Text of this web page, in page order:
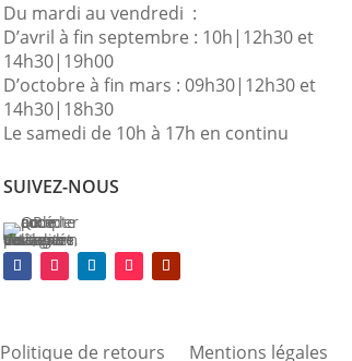
Du mardi au vendredi :
D’avril à fin septembre : 10h|12h30 et
14h30|19h00
D’octobre à fin mars : 09h30|12h30 et
14h30|18h30
Le samedi de 10h à 17h en continu
SUIVEZ-NOUS
Politique de retours Mentions légales